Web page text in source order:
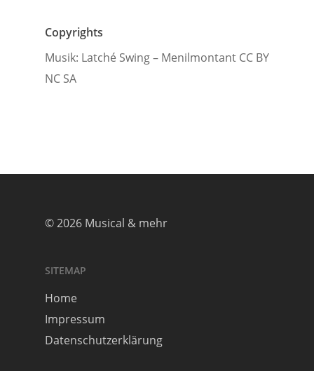
Copyrights
Musik: Latché Swing – Menilmontant CC BY
NC SA
© 2026 Musical & mehr
SITEMAP
Home
Impressum
Datenschutzerklärung